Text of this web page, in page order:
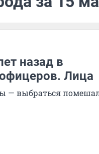
назад в
Лица
— выбраться